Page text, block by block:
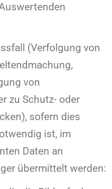
(Verfolgung von
von
zu Schutz- oder
sofern dies
ist, im
Daten an
übermittelt werden: